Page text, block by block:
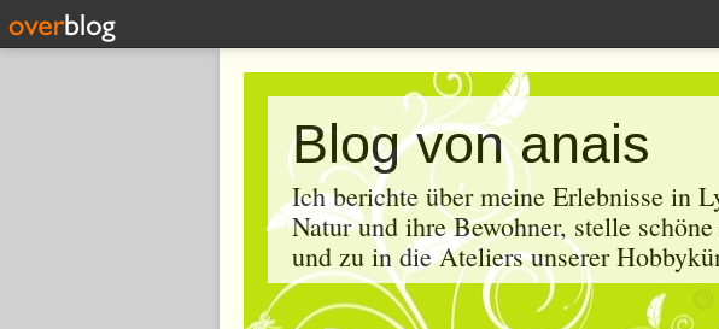
Blog von anais
Ich berichte über meine Erlebnisse in
Natur und ihre Bewohner, stelle
und zu in die Ateliers unserer